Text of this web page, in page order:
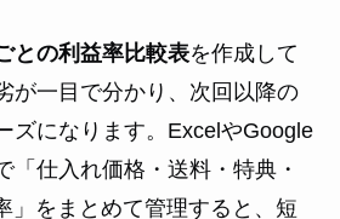
との利益率比較表を作成して
が一目で分かり、次回以降の
ズになります。ExcelやGoogle
「仕入れ価格・送料・特典・
」をまとめて管理すると、短